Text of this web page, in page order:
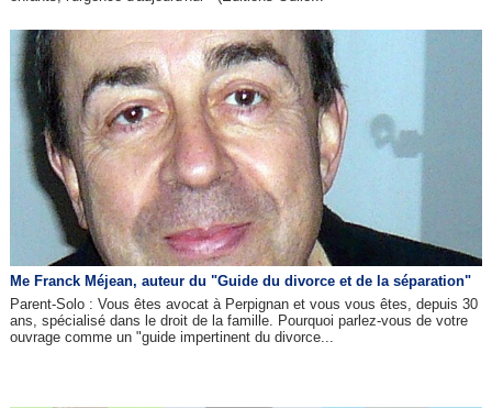
Me Franck Méjean, auteur du "Guide du divorce et de la séparation"
Parent-Solo : Vous êtes avocat à Perpignan et vous vous êtes, depuis 30
ans, spécialisé dans le droit de la famille. Pourquoi parlez-vous de votre
ouvrage comme un "guide impertinent du divorce...